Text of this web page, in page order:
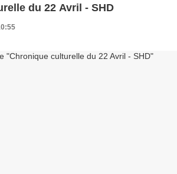
du 22 Avril - SHD